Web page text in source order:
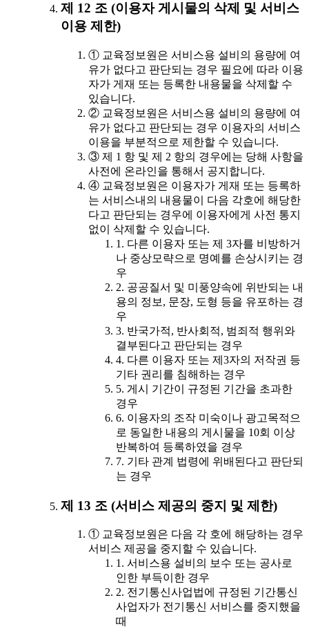
제 12 조 (이용자 게시물의 삭제 및 서비스
이용 제한)
① 교육정보원은 서비스용 설비의 용량에 여
유가 없다고 판단되는 경우 필요에 따라 이용
자가 게재 또는 등록한 내용물을 삭제할 수
있습니다.
② 교육정보원은 서비스용 설비의 용량에 여
유가 없다고 판단되는 경우 이용자의 서비스
이용을 부분적으로 제한할 수 있습니다.
③ 제 1 항 및 제 2 항의 경우에는 당해 사항을
사전에 온라인을 통해서 공지합니다.
④ 교육정보원은 이용자가 게재 또는 등록하
는 서비스내의 내용물이 다음 각호에 해당한
다고 판단되는 경우에 이용자에게 사전 통지
없이 삭제할 수 있습니다.
1. 다른 이용자 또는 제 3자를 비방하거
나 중상모략으로 명예를 손상시키는 경
우
2. 공공질서 및 미풍양속에 위반되는 내
용의 정보, 문장, 도형 등을 유포하는 경
우
3. 반국가적, 반사회적, 범죄적 행위와
결부된다고 판단되는 경우
4. 다른 이용자 또는 제3자의 저작권 등
기타 권리를 침해하는 경우
5. 게시 기간이 규정된 기간을 초과한
경우
6. 이용자의 조작 미숙이나 광고목적으
로 동일한 내용의 게시물을 10회 이상
반복하여 등록하였을 경우
7. 기타 관계 법령에 위배된다고 판단되
는 경우
제 13 조 (서비스 제공의 중지 및 제한)
① 교육정보원은 다음 각 호에 해당하는 경우
서비스 제공을 중지할 수 있습니다.
1. 서비스용 설비의 보수 또는 공사로
인한 부득이한 경우
2. 전기통신사업법에 규정된 기간통신
사업자가 전기통신 서비스를 중지했을
때